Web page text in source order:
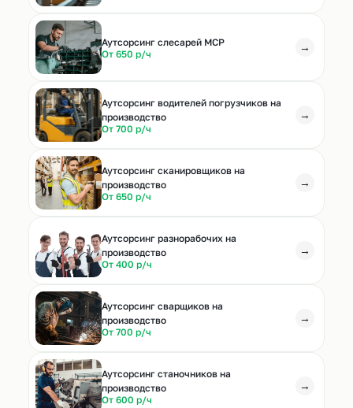
Аутсорсинг слесарей МСР
От 650 р/ч
→
Аутсорсинг водителей погрузчиков на
производство
От 700 р/ч
→
Аутсорсинг сканировщиков на
производство
От 650 р/ч
→
Аутсорсинг разнорабочих на
производство
От 400 р/ч
→
Аутсорсинг сварщиков на
производство
От 700 р/ч
→
Аутсорсинг станочников на
производство
От 600 р/ч
→